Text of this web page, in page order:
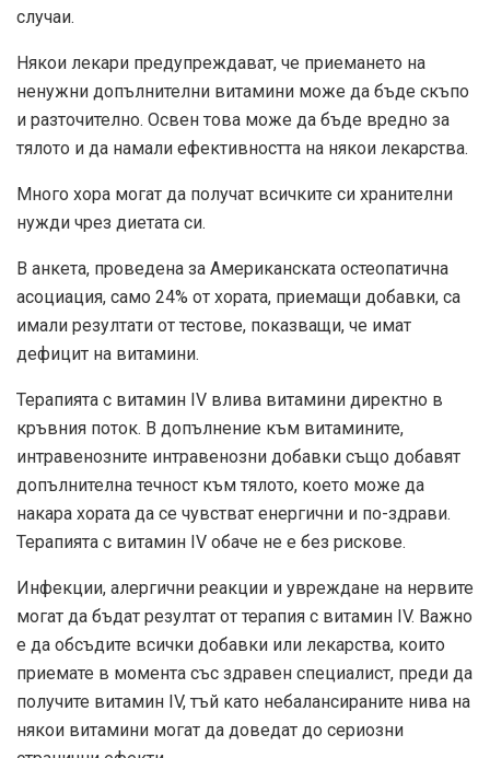
случаи.
Някои лекари предупреждават, че приемането на
ненужни допълнителни витамини може да бъде скъпо
и разточително. Освен това може да бъде вредно за
тялото и да намали ефективността на някои лекарства.
Много хора могат да получат всичките си хранителни
нужди чрез диетата си.
В анкета, проведена за Американската остеопатична
асоциация, само 24% от хората, приемащи добавки, са
имали резултати от тестове, показващи, че имат
дефицит на витамини.
Терапията с витамин IV влива витамини директно в
кръвния поток. В допълнение към витамините,
интравенозните интравенозни добавки също добавят
допълнителна течност към тялото, което може да
накара хората да се чувстват енергични и по-здрави.
Терапията с витамин IV обаче не е без рискове.
Инфекции, алергични реакции и увреждане на нервите
могат да бъдат резултат от терапия с витамин IV. Важно
е да обсъдите всички добавки или лекарства, които
приемате в момента със здравен специалист, преди да
получите витамин IV, тъй като небалансираните нива на
някои витамини могат да доведат до сериозни